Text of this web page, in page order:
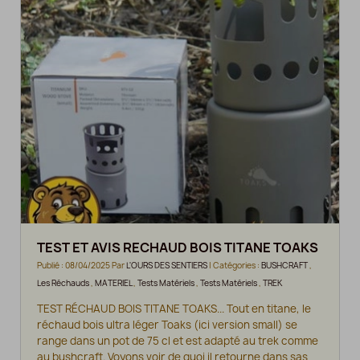
TEST ET AVIS RECHAUD BOIS TITANE TOAKS
Publié : 08/04/2025 ParL'OURS DES SENTIERS | Catégories : BUSHCRAFT,
Les Réchauds, MATERIEL, Tests Matériels, Tests Matériels, TREK
TEST RÉCHAUD BOIS TITANE TOAKS... Tout en titane, le
réchaud bois ultra léger Toaks (ici version small) se
range dans un pot de 75 cl et est adapté au trek comme
au bushcraft. Voyons voir de quoi il retourne dans sas